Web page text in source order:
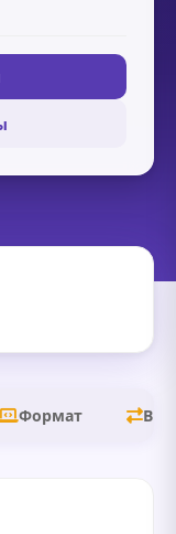
Формат В